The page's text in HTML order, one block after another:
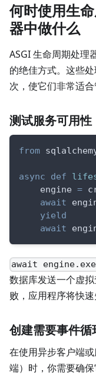
何时使用生
器中做什么
ASGI 生命周期处理
的绝佳方式。这些
次，使它们非常适
测试服务可用性
from
async def
    engine
=
await
yield
await
await
数据库发送一个虚
败，应用程序将快速
创建需要事件
在使用异步客户端
端）时，你需要确